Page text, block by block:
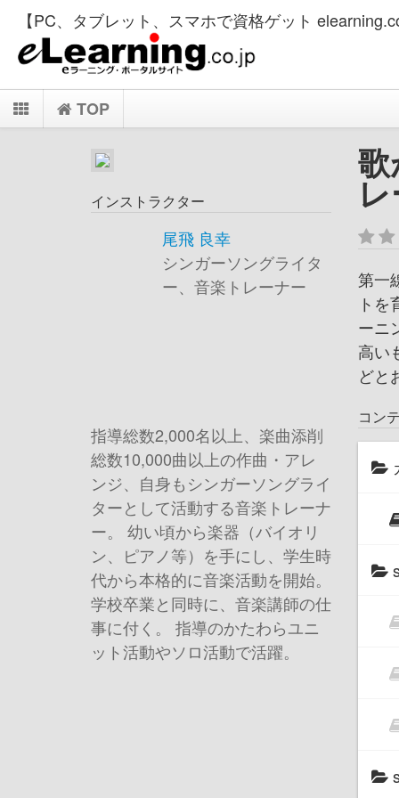
【PC、タブレット、スマホで資格ゲット
TOP
インストラクター
尾飛 良幸
シンガーソングライタ
ー、音楽トレーナー
指導総数2,000名以上、楽曲添削
総数10,000曲以上の作曲・アレ
ンジ、自身もシンガーソングライ
ターとして活動する音楽トレーナ
ー。 幼い頃から楽器（バイオリ
ン、ピアノ等）を手にし、学生時
代から本格的に音楽活動を開始。
学校卒業と同時に、音楽講師の仕
事に付く。 指導のかたわらユニ
ット活動やソロ活動で活躍。
第一
ト
ーニ
高い
どと
コン